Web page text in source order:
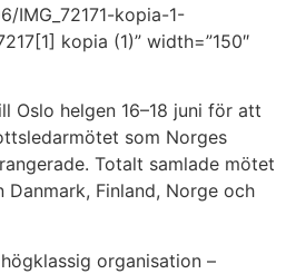
IMG_72171-kopia-1-
kopia (1)” width=”150″
Oslo helgen 16–18 juni för att
som Norges
Totalt samlade mötet
Finland, Norge och
organisation –